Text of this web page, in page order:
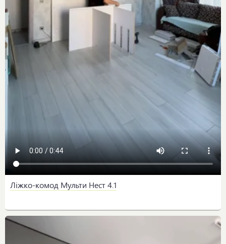
Ліжко-комод Мульти Нест 4.1